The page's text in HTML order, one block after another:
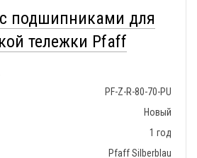
подшипниками для
тележки Pfaff
PF-Z-R-80-70-PU
Новый
1 год
Pfaff Silberblau